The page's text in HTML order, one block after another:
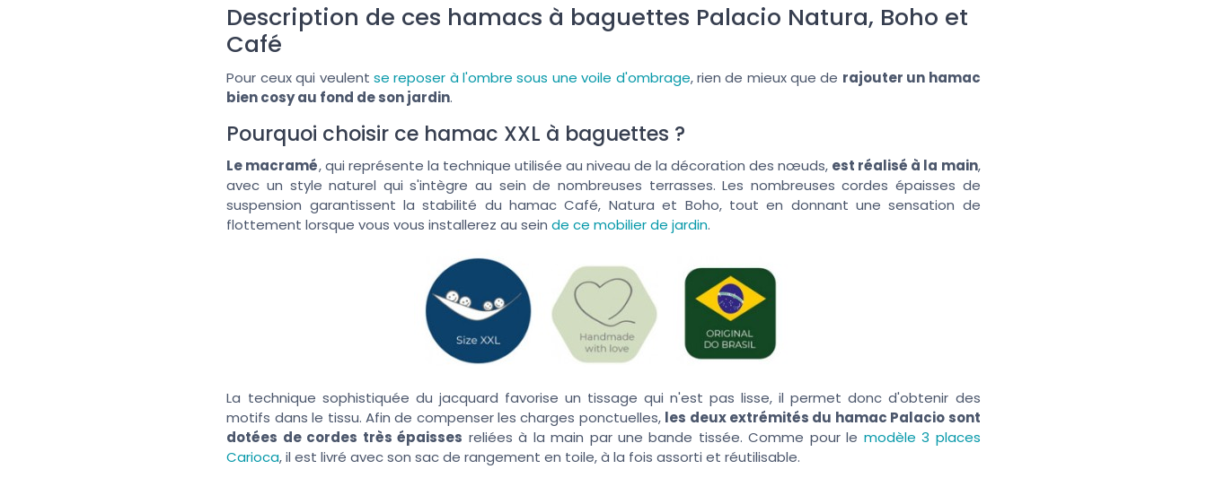
Description de ces hamacs à baguettes Palacio Natura, Boho et
Café
Pour ceux qui veulent se reposer à l'ombre sous une voile d'ombrage, rien de mieux que de rajouter un hamac
bien cosy au fond de son jardin.
Pourquoi choisir ce hamac XXL à baguettes ?
Le macramé, qui représente la technique utilisée au niveau de la décoration des nœuds, est réalisé à la main,
avec un style naturel qui s'intègre au sein de nombreuses terrasses. Les nombreuses cordes épaisses de
suspension garantissent la stabilité du hamac Café, Natura et Boho, tout en donnant une sensation de
flottement lorsque vous vous installerez au seinde ce mobilier de jardin.
La technique sophistiquée du jacquard favorise un tissage qui n'est pas lisse, il permet donc d'obtenir des
motifs dans le tissu. Afin de compenser les charges ponctuelles, les deux extrémités du hamac Palacio sont
dotées de cordes très épaisses reliées à la main par une bande tissée. Comme pour le modèle 3 places
Carioca, il est livré avec son sac de rangement en toile, à la fois assorti et réutilisable.